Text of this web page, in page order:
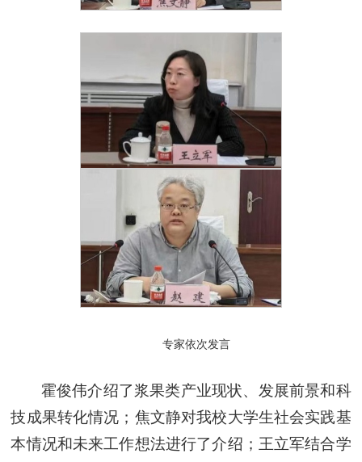
专家依次发言
霍俊伟介绍了浆果类产业现状、发展前景和科
技成果转化情况；焦文静对我校大学生社会实践基
本情况和未来工作想法进行了介绍；王立军结合学